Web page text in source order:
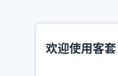
发布行业报告、解决方案案例，
欢迎使用客套